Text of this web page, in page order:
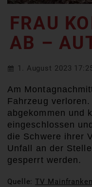
FRAU
AB –
1. August 2023
Am
Fahrzeug
abgekommen und
eingeschlossen
die Schwere ihrer
Unfall an der
gesperrt werden.
Quelle:TV Mainfranken